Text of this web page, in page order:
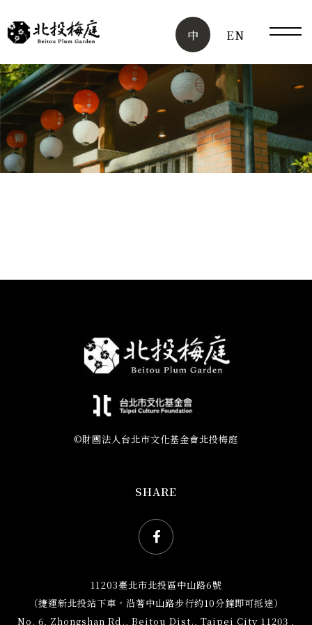
中 EN 手機
鈕
©財團法人台北市文化基金會北投梅庭
SHARE
Facebook社群網站icon
11203臺北市北投區中山路6號
（捷運新北投站下車，沿著中山路步行約10分鐘即可抵達）
No. 6, Zhongshan Rd., Beitou Dist., Taipei City 11203 ,